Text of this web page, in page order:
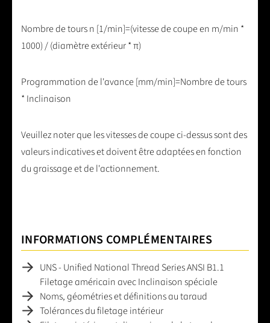
Nombre de tours n [1/min]=(vitesse de coupe en m/min *
1000) / (diamètre extérieur * π)
Programmation de l'avance [mm/min]=Nombre de tours
* Inclinaison
Veuillez noter que les vitesses de coupe ci-dessus sont des
valeurs indicatives et doivent être adaptées en fonction
du graissage et de l'actionnement.
INFORMATIONS COMPLÉMENTAIRES
UNS - Unified National Thread Series ANSI B1.1
Filetage américain avec Inclinaison spéciale
Noms, géométries et définitions au taraud
Tolérances du filetage intérieur